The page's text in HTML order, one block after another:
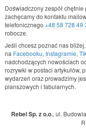
Doświadczony zespół
zachęcamy do kontaktu
telefonicznego +48 58 728 49
robocze.
Jeśli chcesz poznać nas
na Facebooku, Instagramie,
nadchodzących nowościach
rozrywki w postaci artykułów,
wydarzeń oraz prowadzimy
planszowych i fabularnych.
Rebel Sp. z o.o., ul.